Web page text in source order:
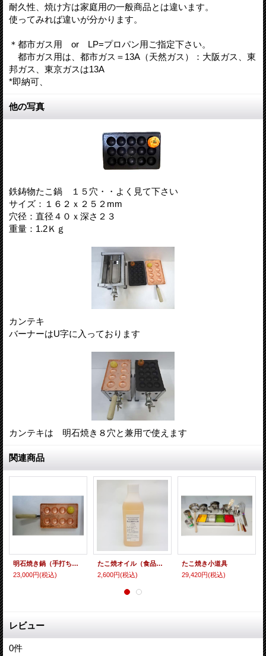
耐久性、焼け方は家庭用の一般商品とは違います。
使ってみれば違いが分かります。
＊都市ガス用 or LP=プロパン用ご指定下さい。
都市ガス用は、都市ガス＝13A（天然ガス）：大阪ガス、東
邦ガス、東京ガスは13A
*即納可、
他の写真
鉄鋳物たこ鍋 １５穴・・よく見て下さい
サイズ：１６２ｘ２５２mm
穴径：直径４０ｘ深さ２３
重量：1.2Ｋｇ
カンテキ
バーナーはU字に入っております
カンテキは 明石焼き８穴と兼用で使えます
関連商品
明石焼き鍋（手打ち銅板）
23,000円(税込)
たこ焼オイル（食品用離型油脂）
2,600円(税込)
たこ焼き小道具
29,420円(税込)
レビュー
0件